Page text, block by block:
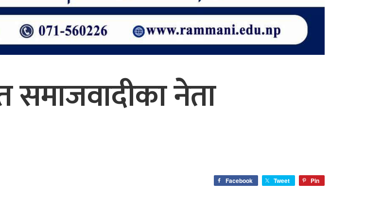
समाजवादीका नेता
Facebook Tweet Pin